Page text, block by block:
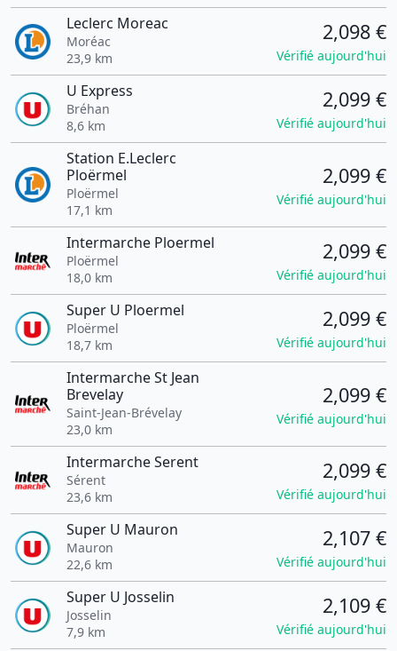
Leclerc Moreac
Moréac
23,9 km
2,098 €
Vérifié aujourd'hui
U Express
Bréhan
8,6 km
2,099 €
Vérifié aujourd'hui
Station E.Leclerc
Ploërmel
Ploërmel
17,1 km
2,099 €
Vérifié aujourd'hui
Intermarche Ploermel
Ploërmel
18,0 km
2,099 €
Vérifié aujourd'hui
Super U Ploermel
Ploërmel
18,7 km
2,099 €
Vérifié aujourd'hui
Intermarche St Jean
Brevelay
Saint-Jean-Brévelay
23,0 km
2,099 €
Vérifié aujourd'hui
Intermarche Serent
Sérent
23,6 km
2,099 €
Vérifié aujourd'hui
Super U Mauron
Mauron
22,6 km
2,107 €
Vérifié aujourd'hui
Super U Josselin
Josselin
7,9 km
2,109 €
Vérifié aujourd'hui